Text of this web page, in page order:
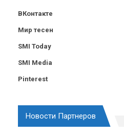
ВКонтакте
Мир тесен
SMI Today
SMI Media
Pinterest
Новости Партнеров